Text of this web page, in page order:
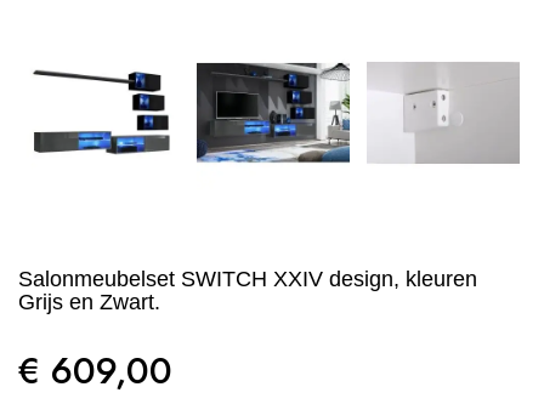
Salonmeubelset SWITCH XXIV design, kleuren
Grijs en Zwart.
€ 609,00